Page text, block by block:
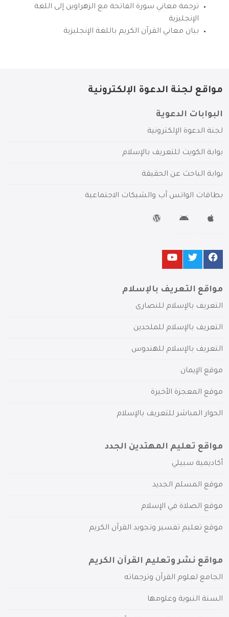
ترجمة معاني سورة الفاتحة مع الزهراوين إلى اللغة
الإنجليزية
بيان معاني القرآن الكريم باللغة الإنجليزية
مواقع لجنة الدعوة الإلكترونية
البوابات الدعوية
لجنة الدعوة الإلكترونية
بوابة الكويت للتعريف بالإسلام
بوابة الباحث عن الحقيقة
بطاقات الواتس آب والشبكات الاجتماعية
مواقع التعريف بالإسلام
التعريف بالإسلام للنصارى
التعريف بالإسلام للملحدين
التعريف بالإسلام للهندوس
موقع الإيمان
موقع المعجزة الأخيرة
الحوار المباشر للتعريف بالإسلام
مواقع تعليم المهتدين الجدد
أكاديمية سبيلي
موقع المسلم الجديد
موقع الصلاة في الإسلام
موقع تعليم تفسير وتجويد القرآن الكريم
مواقع نشر وتعليم القرآن الكريم
الجامع لعلوم القرآن وترجماته
السنة النبوية وعلومها